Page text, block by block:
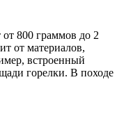
от 800 граммов до 2
от материалов,
встроенный
горелки. В походе